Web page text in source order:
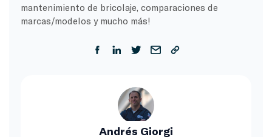
mantenimiento de bricolaje, comparaciones de
marcas/modelos y mucho más!
Andrés Giorgi